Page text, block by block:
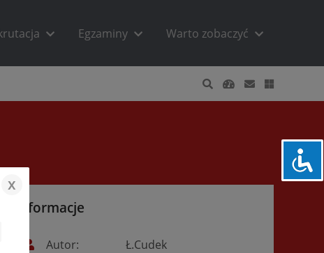
Egzaminy Warto zobaczyć
Informacje
Autor:
Ł.Cudek
x